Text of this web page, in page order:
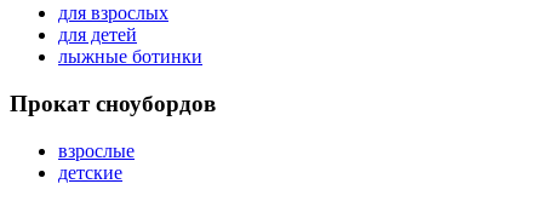
для взрослых
для детей
лыжные ботинки
Прокат сноубордов
взрослые
детские